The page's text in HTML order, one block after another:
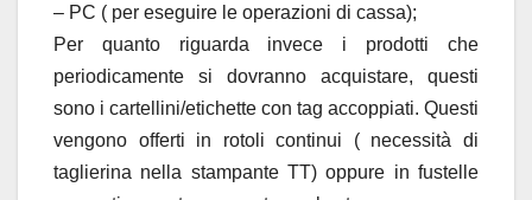
– PC ( per eseguire le operazioni di cassa);
Per quanto riguarda invece i prodotti che
periodicamente si dovranno acquistare, questi
sono i cartellini/etichette con tag accoppiati. Questi
vengono offerti in rotoli continui ( necessità di
taglierina nella stampante TT) oppure in fustelle